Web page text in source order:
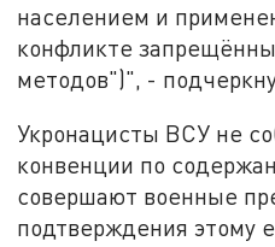
населением и
конфликте
методов")", -
Укронацисты ВСУ не
конвенции по
совершают военные
подтверждения этому